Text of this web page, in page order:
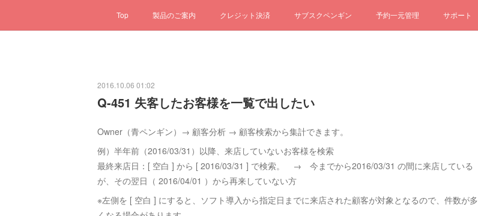
Top 製品のご案内 クレジット決済 サブスクペンギン 予約一元管理 サポート
2016.10.06 01:02
Q-451 失客したお客様を一覧で出したい
Owner（青ペンギン）→ 顧客分析 → 顧客検索から集計できます。
例）半年前（2016/03/31）以降、来店していないお客様を検索
最終来店日：[ 空白 ] から [ 2016/03/31 ] で検索。 → 今までから2016/03/31 の間に来店している
が、その翌日（ 2016/04/01 ）から再来していない方
※左側を [ 空白 ] にすると、ソフト導入から指定日までに来店された顧客が対象となるので、件数が多